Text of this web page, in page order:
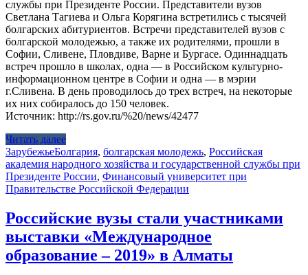
службы при Президенте России. Представители вузов
Светлана Тагиева и Ольга Корягина встретились с тысячей
болгарских абитуриентов. Встречи представителей вузов с
болгарской молодежью, а также их родителями, прошли в
Софии, Сливене, Пловдиве, Варне и Бургасе. Одиннадцать
встреч прошло в школах, одна — в Российском культурно-
информационном центре в Софии и одна — в мэрии
г.Сливена. В день проводилось до трех встреч, на некоторые
их них собиралось до 150 человек.
Источник: http://rs.gov.ru/%20/news/42477
Читать далее
ЗарубежьеБолгария, болгарская молодежь, Российская
академия народного хозяйства и государственной службы при
Президенте России, Финансовый университет при
Правительстве Российской Федерации
Российские вузы стали участниками
выставки «Международное
образование – 2019» в Алматы